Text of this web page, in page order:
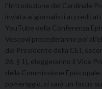
l’Introduzione del Cardinale
inviata ai giornalisti
YouTube della Conferenza
Vescovi procederanno poi
del Presidente della CEI,
26, § 1), eleggeranno il Vice
della Commissione
pomeriggio, ci sarà un focus